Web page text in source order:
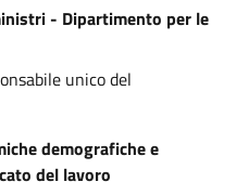
- Dipartimento per le
unico del
demografiche e
del lavoro